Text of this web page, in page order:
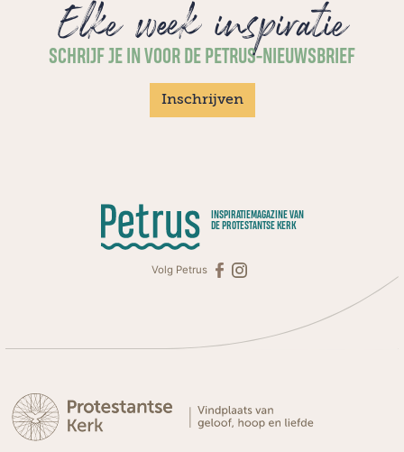
Elke week inspiratie
SCHRIJF JE IN VOOR DE PETRUS-NIEUWSBRIEF
Inschrijven
INSPIRATIEMAGAZINE VAN
DE PROTESTANTSE KERK
Volg Petrus